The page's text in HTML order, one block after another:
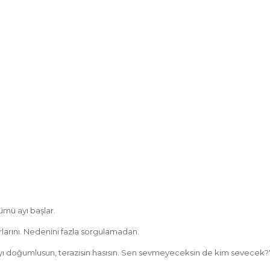
ayı başlar.
Nedenini fazla sorgulamadan.
doğumlusun, terazisin hasısın. Sen sevmeyeceksin de kim